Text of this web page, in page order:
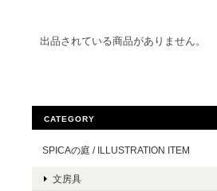
出品されている商品がありません。
CATEGORY
SPICAの庭 / ILLUSTRATION ITEM
文房具